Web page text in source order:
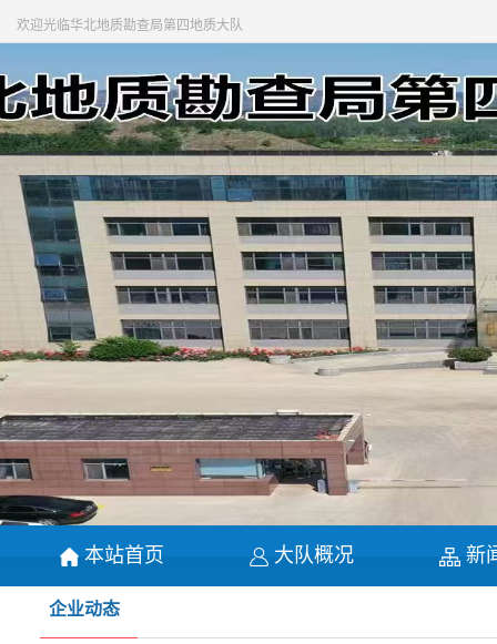
欢迎光临华北地质勘查局第四地质大队
本站首页 大队概况 新
企业动态